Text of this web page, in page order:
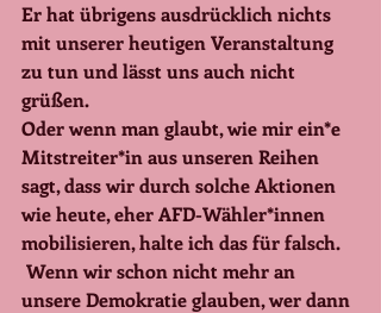
Er hat übrigens ausdrücklich nichts
mit unserer heutigen Veranstaltung
zu tun und lässt uns auch nicht
grüßen.
Oder wenn man glaubt, wie mir ein*e
Mitstreiter*in aus unseren Reihen
sagt, dass wir durch solche Aktionen
wie heute, eher AFD-Wähler*innen
mobilisieren, halte ich das für falsch.
unsere Demokratie glauben, wer dann